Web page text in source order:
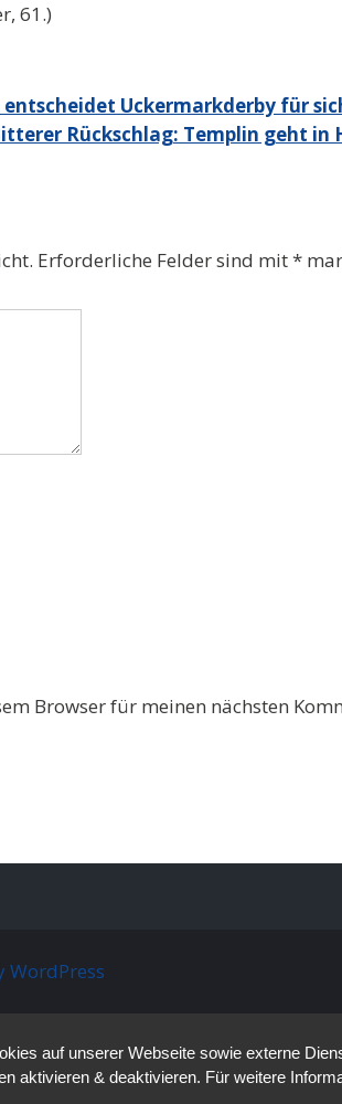
61.)
Uckermarkderby für
Rückschlag: Templin geht in
Erforderliche Felder sind mit*
Browser für meinen nächsten
WordPress
auf unserer Webseite sowie externe
aktivieren & deaktivieren. Für weitere